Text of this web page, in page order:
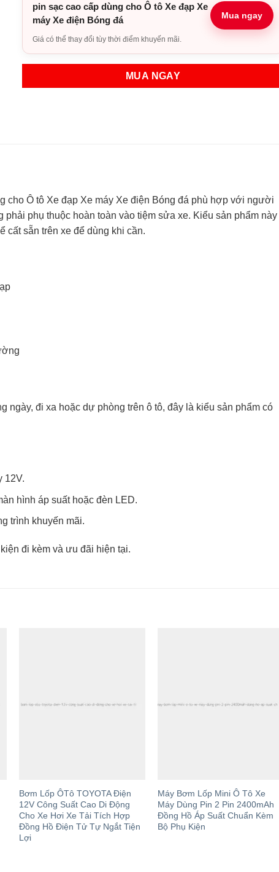
pin sạc cao cấp dùng cho Ô tô Xe đạp Xe
máy Xe điện Bóng đá
Giá có thể thay đổi tùy thời điểm khuyến mãi.
Mua ngay
MUA NGAY
cho Ô tô Xe đạp Xe máy Xe điện Bóng đá phù hợp với người
phụ thuộc hoàn toàn vào tiệm sửa xe. Kiểu sản phẩm này
sẵn trên xe để dùng khi cần.
ngày, đi xa hoặc dự phòng trên ô tô, đây là kiểu sản phẩm có
12V.
hình áp suất hoặc đèn LED.
trình khuyến mãi.
đi kèm và ưu đãi hiện tại.
Bơm Lốp ÔTô TOYOTA Điện
12V Công Suất Cao Di Động
Cho Xe Hơi Xe Tải Tích Hợp
Đồng Hồ Điện Tử Tự Ngắt Tiện
Lợi
Máy Bơm Lốp Mini Ô Tô Xe
Máy Dùng Pin 2 Pin 2400mAh
Đồng Hồ Áp Suất Chuẩn Kèm
Bộ Phụ Kiện